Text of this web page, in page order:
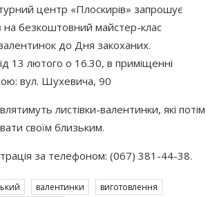
центр «Плоскирів» запрошує
на безкоштовний майстер-клас
до Дня закоханих.
13 лютого о 16.30, в приміщенні
вул. Шухевича, 90
листівки-валентинки, які потім
своїм близьким.
за телефоном: (067) 381-44-38.
валентинки
виготовлення